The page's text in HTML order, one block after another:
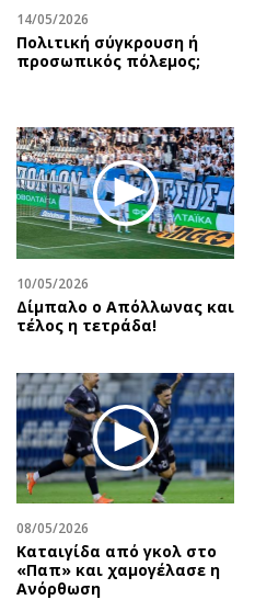
14/05/2026
Πολιτική σύγκρουση ή
προσωπικός πόλεμος;
10/05/2026
Δίμπαλο ο Απόλλωνας και
τέλος η τετράδα!
08/05/2026
Καταιγίδα από γκολ στο
«Παπ» και χαμογέλασε η
Ανόρθωση